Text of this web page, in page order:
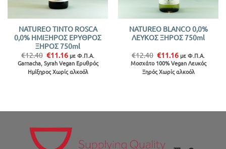
NATUREO TINTO ROSCA
0,0% ΗΜΙΞΗΡΟΣ ΕΡΥΘΡΟΣ
ΞΗΡΟΣ 750ml
€12.40 Original
price
was:
€12.40.
€11.16Η
τρέχουσα
τιμή
είναι:
με Φ.Π.Α.
Garnacha, Syrah Vegan Ερυθρός
Ημίξηρος Χωρίς αλκοόλ
NATUREO BLANCO 0,0%
ΛΕΥΚΟΣ ΞΗΡΟΣ 750ml
€12.40 Original
price
was:
€12.40.
€11.16Η
τρέχουσα
τιμή
είναι:
με Φ.Π.Α.
Μοσχάτο 100% Vegan Λευκός
Ξηρός Χωρίς αλκοόλ